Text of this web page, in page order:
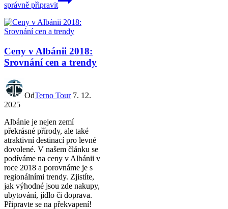
správně připravit
Ceny v Albánii 2018:
Srovnání cen a trendy
OdTerno Tour 7. 12.
2025
Albánie je nejen zemí
překrásné přírody, ale také
atraktivní destinací pro levné
dovolené. V našem článku se
podíváme na ceny v Albánii v
roce 2018 a porovnáme je s
regionálními trendy. Zjistíte,
jak výhodné jsou zde nakupy,
ubytování, jídlo či doprava.
Připravte se na překvapení!